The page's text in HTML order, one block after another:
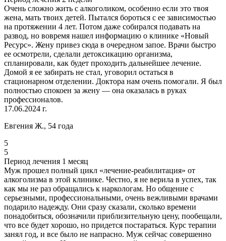
Очень сложно жить с алкоголиком, особенно если это твоя
жена, мать твоих детей. Пытался бороться с ее зависимостью
на протяжении 4 лет. Потом даже собирался подавать на
развод, но вовремя нашел информацию о клинике «Новый
Ресурс». Жену привез сюда в очередном запое. Врачи быстро
ее осмотрели, сделали детоксикацию организма,
спланировали, как будет проходить дальнейшее лечение.
Домой я ее забирать не стал, уговорил остаться в
стационарном отделении. Доктора нам очень помогали. Я был
полностью спокоен за жену — она оказалась в руках
профессионалов.
17.06.2024 г.
Евгения Ж., 54 года
5
5
Период лечения 1 месяц
Муж прошел полный цикл «лечение-реабилитация» от
алкоголизма в этой клинике. Честно, я не верила в успех, так
как мы не раз обращались к наркологам. Но общение с
серьезными, профессиональными, очень вежливыми врачами
подарило надежду. Они сразу сказали, сколько времени
понадобиться, обозначили приблизительную цену, пообещали,
что все будет хорошо, но придется постараться. Курс терапии
занял год, и все было не напрасно. Муж сейчас совершенно